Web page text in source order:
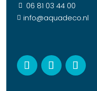
 06 81 03 44 00
 info@aquadeco.nl